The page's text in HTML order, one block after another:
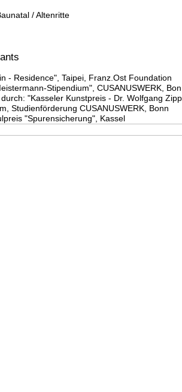
/ Altenritte
- Residence", Taipei, Franz.Ost Foundation
Stipendium", CUSANUSWERK,
"Kasseler Kunstpreis - Dr. Wolfgang
Studienförderung CUSANUSWERK, Bonn
"Spurensicherung", Kassel